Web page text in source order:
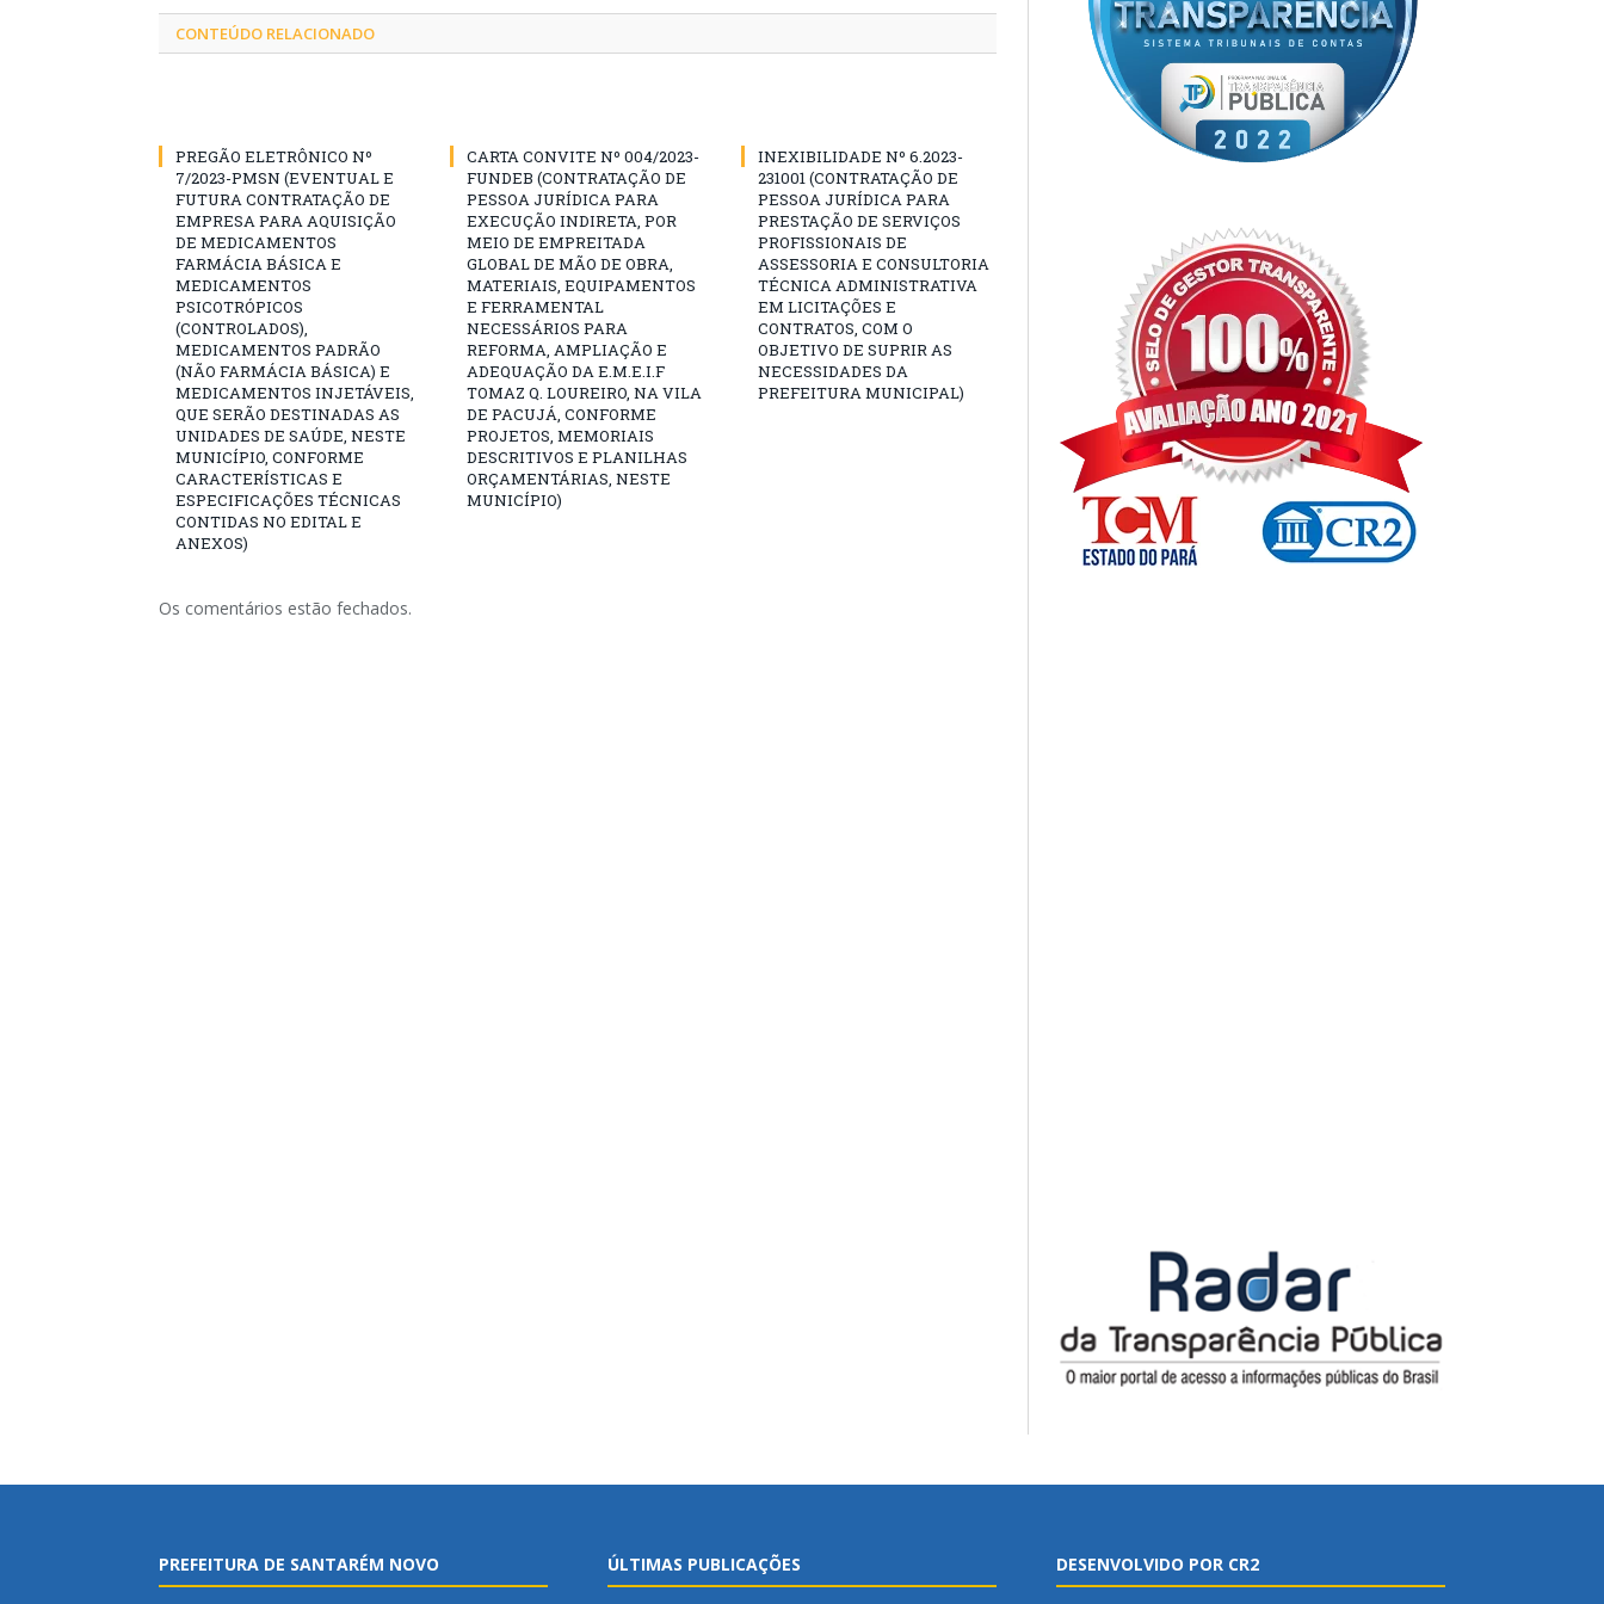
CONTEÚDO RELACIONADO
PREGÃO ELETRÔNICO Nº
7/2023-PMSN (EVENTUAL E
FUTURA CONTRATAÇÃO DE
EMPRESA PARA AQUISIÇÃO
DE MEDICAMENTOS
FARMÁCIA BÁSICA E
MEDICAMENTOS
PSICOTRÓPICOS
(CONTROLADOS),
MEDICAMENTOS PADRÃO
(NÃO FARMÁCIA BÁSICA) E
MEDICAMENTOS INJETÁVEIS,
QUE SERÃO DESTINADAS AS
UNIDADES DE SAÚDE, NESTE
MUNICÍPIO, CONFORME
CARACTERÍSTICAS E
ESPECIFICAÇÕES TÉCNICAS
CONTIDAS NO EDITAL E
ANEXOS)
CARTA CONVITE Nº 004/2023-
FUNDEB (CONTRATAÇÃO DE
PESSOA JURÍDICA PARA
EXECUÇÃO INDIRETA, POR
MEIO DE EMPREITADA
GLOBAL DE MÃO DE OBRA,
MATERIAIS, EQUIPAMENTOS
E FERRAMENTAL
NECESSÁRIOS PARA
REFORMA, AMPLIAÇÃO E
ADEQUAÇÃO DA E.M.E.I.F
TOMAZ Q. LOUREIRO, NA VILA
DE PACUJÁ, CONFORME
PROJETOS, MEMORIAIS
DESCRITIVOS E PLANILHAS
ORÇAMENTÁRIAS, NESTE
MUNICÍPIO)
INEXIBILIDADE Nº 6.2023-
231001 (CONTRATAÇÃO DE
PESSOA JURÍDICA PARA
PRESTAÇÃO DE SERVIÇOS
PROFISSIONAIS DE
ASSESSORIA E CONSULTORIA
TÉCNICA ADMINISTRATIVA
EM LICITAÇÕES E
CONTRATOS, COM O
OBJETIVO DE SUPRIR AS
NECESSIDADES DA
PREFEITURA MUNICIPAL)
Os comentários estão fechados.
PREFEITURA DE SANTARÉM NOVO ÚLTIMAS PUBLICAÇÕES DESENVOLVIDO POR CR2